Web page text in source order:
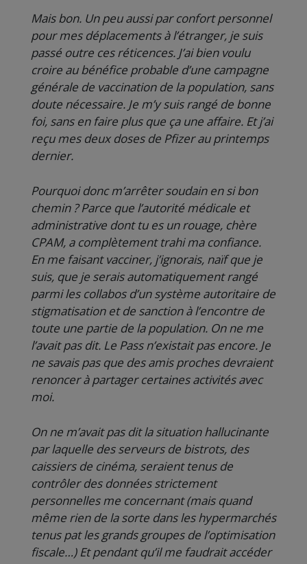
Mais bon. Un peu aussi par confort personnel
pour mes déplacements à l’étranger, je suis
passé outre ces réticences. J’ai bien voulu
croire au bénéfice probable d’une campagne
générale de vaccination de la population, sans
doute nécessaire. Je m’y suis rangé de bonne
foi, sans en faire plus que ça une affaire. Et j’ai
reçu mes deux doses de Pfizer au printemps
dernier.
Pourquoi donc m’arrêter soudain en si bon
chemin ? Parce que l’autorité médicale et
administrative dont tu es un rouage, chère
CPAM, a complètement trahi ma confiance.
En me faisant vacciner, j’ignorais, naïf que je
suis, que je serais automatiquement rangé
parmi les collabos d’un système autoritaire de
stigmatisation et de sanction à l’encontre de
toute une partie de la population. On ne me
l’avait pas dit. Le Pass n’existait pas encore. Je
ne savais pas que des amis proches devraient
renoncer à partager certaines activités avec
moi.
On ne m’avait pas dit la situation hallucinante
par laquelle des serveurs de bistrots, des
caissiers de cinéma, seraient tenus de
contrôler des données strictement
personnelles me concernant (mais quand
même rien de la sorte dans les hypermarchés
tenus pat les grands groupes de l’optimisation
fiscale…) Et pendant qu’il me faudrait accéder